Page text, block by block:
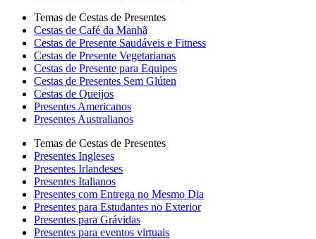
Temas de Cestas de Presentes
Cestas de Café da Manhã
Cestas de Presente Saudáveis e Fitness
Cestas de Presente Vegetarianas
Cestas de Presente para Equipes
Cestas de Presentes Sem Glúten
Cestas de Queijos
Presentes Americanos
Presentes Australianos
Temas de Cestas de Presentes
Presentes Ingleses
Presentes Irlandeses
Presentes Italianos
Presentes com Entrega no Mesmo Dia
Presentes para Estudantes no Exterior
Presentes para Grávidas
Presentes para eventos virtuais